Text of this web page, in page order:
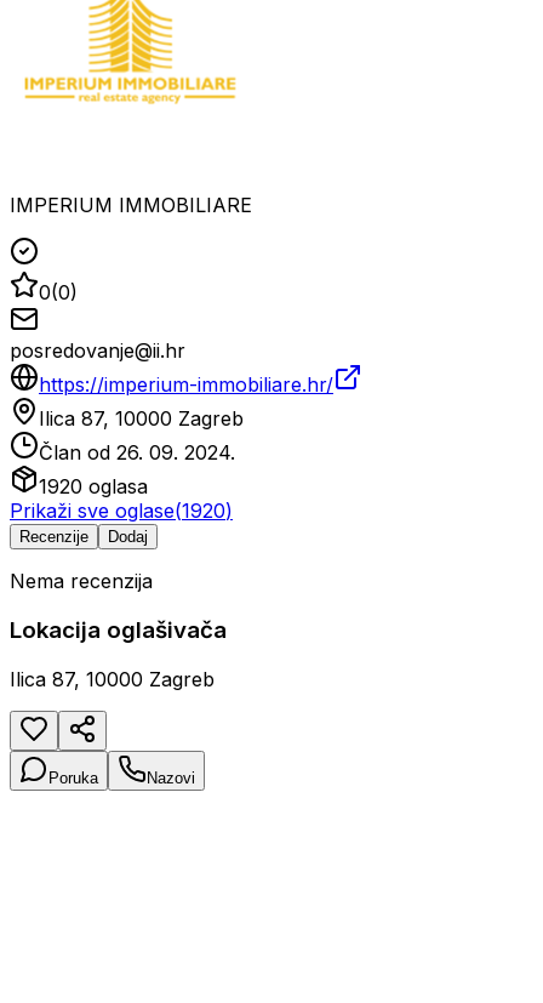
IMPERIUM IMMOBILIARE
0(0)
posredovanje@ii.hr
https://imperium-immobiliare.hr/
Ilica 87, 10000 Zagreb
Član od 26. 09. 2024.
1920 oglasa
Prikaži sve oglase(1920)
Recenzije Dodaj
Nema recenzija
Lokacija oglašivača
Ilica 87, 10000 Zagreb
Poruka Nazovi